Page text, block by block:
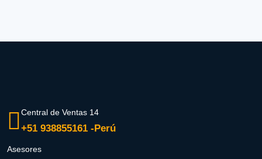
Central de Ventas 14
+51 938855161 -Perú
Asesores